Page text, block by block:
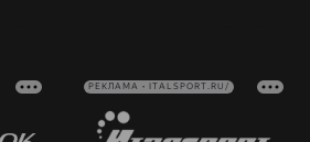
РЕКЛАМА • ITALSPORT.RU/